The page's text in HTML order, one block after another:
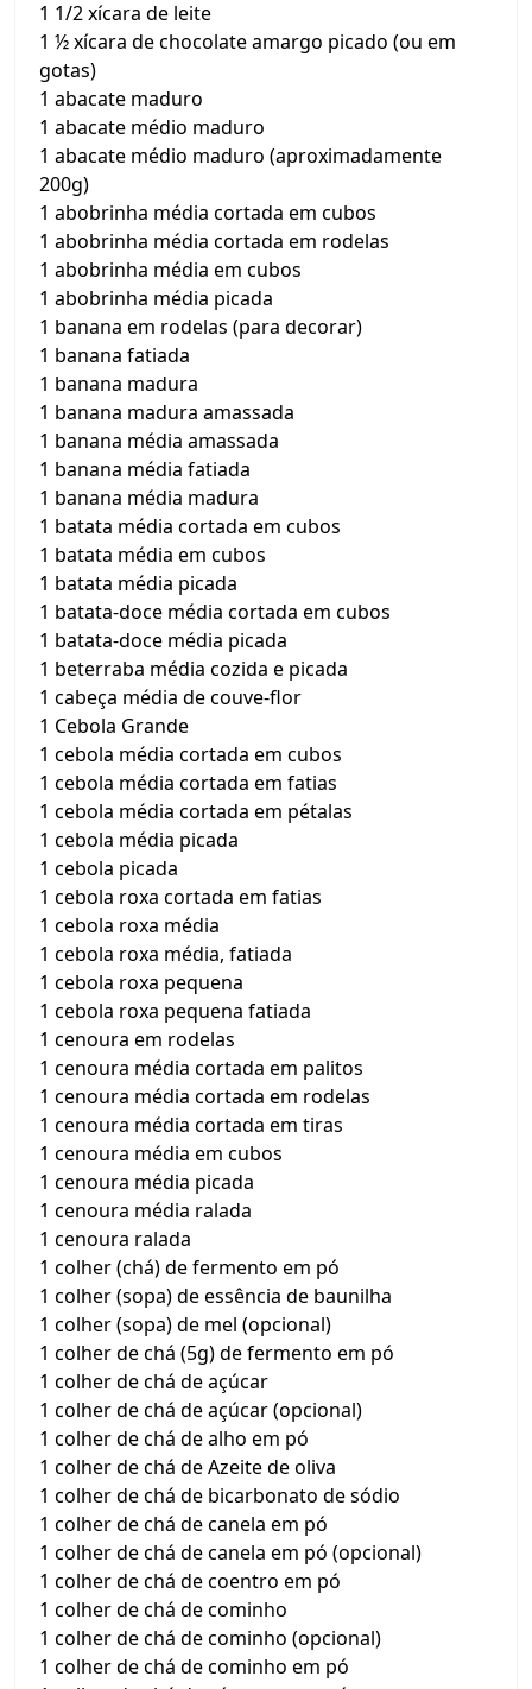
1 1/2 xícara de leite
1 ½ xícara de chocolate amargo picado (ou em
gotas)
1 abacate maduro
1 abacate médio maduro
1 abacate médio maduro (aproximadamente
200g)
1 abobrinha média cortada em cubos
1 abobrinha média cortada em rodelas
1 abobrinha média em cubos
1 abobrinha média picada
1 banana em rodelas (para decorar)
1 banana fatiada
1 banana madura
1 banana madura amassada
1 banana média amassada
1 banana média fatiada
1 banana média madura
1 batata média cortada em cubos
1 batata média em cubos
1 batata média picada
1 batata-doce média cortada em cubos
1 batata-doce média picada
1 beterraba média cozida e picada
1 cabeça média de couve-flor
1 Cebola Grande
1 cebola média cortada em cubos
1 cebola média cortada em fatias
1 cebola média cortada em pétalas
1 cebola média picada
1 cebola picada
1 cebola roxa cortada em fatias
1 cebola roxa média
1 cebola roxa média, fatiada
1 cebola roxa pequena
1 cebola roxa pequena fatiada
1 cenoura em rodelas
1 cenoura média cortada em palitos
1 cenoura média cortada em rodelas
1 cenoura média cortada em tiras
1 cenoura média em cubos
1 cenoura média picada
1 cenoura média ralada
1 cenoura ralada
1 colher (chá) de fermento em pó
1 colher (sopa) de essência de baunilha
1 colher (sopa) de mel (opcional)
1 colher de chá (5g) de fermento em pó
1 colher de chá de açúcar
1 colher de chá de açúcar (opcional)
1 colher de chá de alho em pó
1 colher de chá de Azeite de oliva
1 colher de chá de bicarbonato de sódio
1 colher de chá de canela em pó
1 colher de chá de canela em pó (opcional)
1 colher de chá de coentro em pó
1 colher de chá de cominho
1 colher de chá de cominho (opcional)
1 colher de chá de cominho em pó